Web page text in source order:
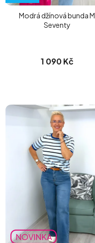
Modrá džínová bunda M
Seventy
1 090 Kč
NOVINKA